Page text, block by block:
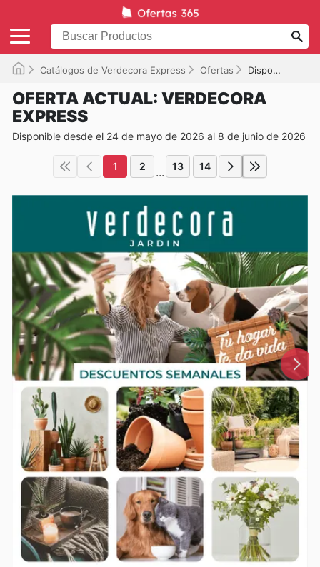
Catálogos de Verdecora Express Ofertas Disponible hasta el 08/06/2026
OFERTA ACTUAL: VERDECORA
EXPRESS
Disponible desde el 24 de mayo de 2026 al 8 de junio de 2026
1 2 ... 13 14